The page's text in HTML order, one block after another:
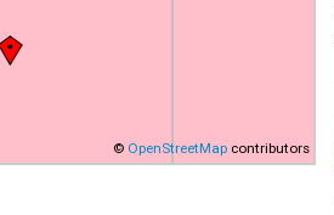
© OpenStreetMap contributors